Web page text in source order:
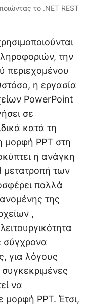
το .NET REST
την
περιεχομένου
η εργασία
PowerPoint
σε
κατά τη
μορφή PPT στη
η ανάγκη
μετατροπή των
πολλά
της
,
σύγχρονα
για λόγους
να
μορφή PPT. Έτσι,